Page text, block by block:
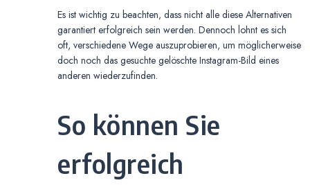
Es ist wichtig zu beachten, dass nicht alle diese Alternativen
garantiert erfolgreich sein werden. Dennoch lohnt es sich
oft, verschiedene Wege auszuprobieren, um möglicherweise
doch noch das gesuchte gelöschte Instagram-Bild eines
anderen wiederzufinden.
So können Sie
erfolgreich